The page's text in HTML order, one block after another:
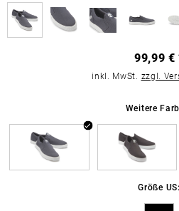
99,99 €
inkl. MwSt. zzgl.
Weitere
Größe US: